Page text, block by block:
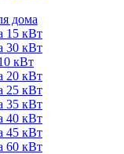
дома
15 кВт
30 кВт
кВт
20 кВт
25 кВт
35 кВт
40 кВт
45 кВт
60 кВт